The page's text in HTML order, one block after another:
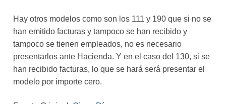
Hay otros modelos como son los 111 y 190 que si no se
han emitido facturas y tampoco se han recibido y
tampoco se tienen empleados, no es necesario
presentarlos ante Hacienda. Y en el caso del 130, si se
han recibido facturas, lo que se hará será presentar el
modelo por importe cero.